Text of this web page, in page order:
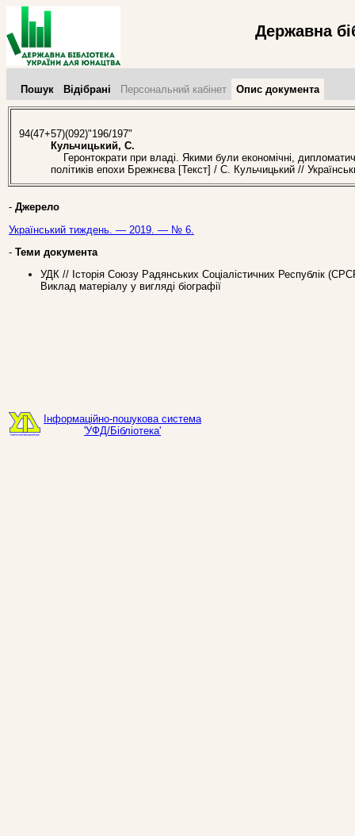
Державна
Пошук Відібрані Персональний кабінет Опис документа
94(47+57)(092)"196/197"
Кульчицький, С.
Геронтократи при владі. Якими були економічні,
політиків епохи Брежнєва [Текст] / С. Кульчицький //
- Джерело
Український тиждень. — 2019. — № 6.
- Теми документа
УДК // Історія Союзу Радянських Соціалістичних Республік
Виклад матеріалу у вигляді біографії
Інформаційно-пошукова система
'УФД/Бібліотека'